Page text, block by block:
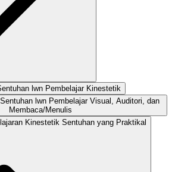
lwn Pembelajar Kinestetik
lwn Pembelajar Visual, Auditori, dan
Membaca/Menulis
Kinestetik Sentuhan yang Praktikal